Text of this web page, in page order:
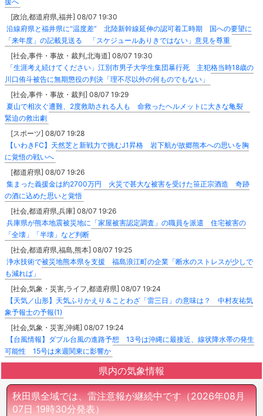
[政治,都道府県,福井] 08/07 19:30
沿線府県と福井県に“温度差” 北陸新幹線延伸の認可着工時期 国への要望に
「来年度」の記載見送る 「スケジュールありきではない」意見を尊重
[社会,事件・事故・裁判,北海道] 08/07 19:30
「生涯考え続けてください」江別市男子大学生集団暴行死 主犯格当時18歳の
川口侑斗被告に無期懲役の判決「理不尽以外の何ものでもない」
[社会,事件・事故・裁判] 08/07 19:29
夏山で相次ぐ遭難、2度救助される人も 命救ったヘルメットに大きな亀裂
緊迫の救出劇
[スポーツ] 08/07 19:28
【いわきFC】天然芝と新戦力で挑むJ1昇格 岩下航が故郷熊本への思いを胸
に覚悟の戦いへ
[都道府県] 08/07 19:26
集まった義援金は約2700万円 火災で甚大な被害を受けた笹正宗酒造 奇跡
の酒に込めた思いと覚悟
[社会,都道府県,兵庫] 08/07 19:26
兵庫県が熊本地震被災地に「家屋被害認定調査」の職員を派遣 住宅被害の
「全壊」「半壊」など判断
[社会,都道府県,福島,熊本] 08/07 19:25
浄水技術で被災地熊本県を支援 福島浪江町の企業「断水のストレスが少しで
も減れば」
[社会,気象・災害,ライフ,都道府県] 08/07 19:24
【天気／山形】天気ふりかえり＆ことわざ「雷三日」の意味は？ 中村友祐気
象予報士の予報(1)
[社会,気象・災害,沖縄] 08/07 19:24
【台風情報】ダブル台風の進路予想 13号は沖縄に最接近、線状降水帯の発生
可能性 15号は来週関東に影響か
県内の気象情報
秋田県全域では、雷注意報が継続中です（2026年08月
07日 19時30分発表）